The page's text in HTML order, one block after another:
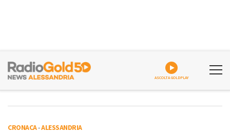
ASCOLTA GOLDPLAY
CRONACA-ALESSANDRIA